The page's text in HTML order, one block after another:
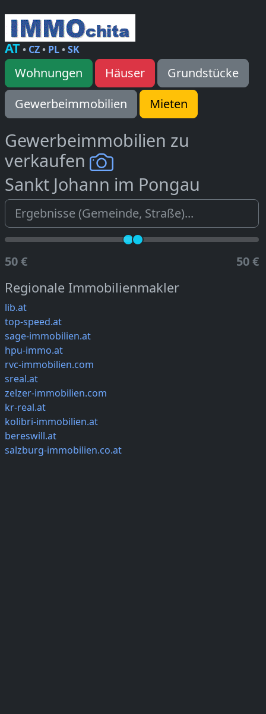
AT• CZ• PL•SK
Wohnungen Häuser
Grundstücke
Gewerbeimmobilien
Mieten
Gewerbeimmobilien zu
verkaufen
Sankt Johann im Pongau
50 € 50 €
Regionale Immobilienmakler
lib.at
top-speed.at
sage-immobilien.at
hpu-immo.at
rvc-immobilien.com
sreal.at
zelzer-immobilien.com
kr-real.at
kolibri-immobilien.at
bereswill.at
salzburg-immobilien.co.at